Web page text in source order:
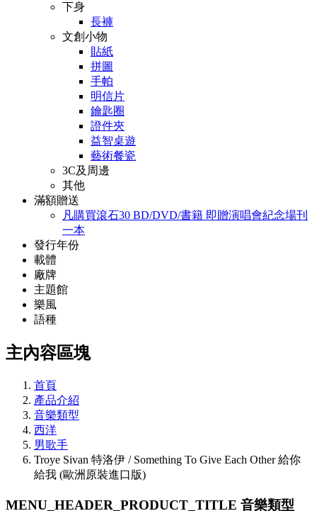
下身
長褲
文創小物
貼紙
拼圖
手帕
明信片
鑰匙圈
證件夾
益智桌遊
藝術餐瓷
3C及周邊
其他
滿額贈送
凡購買滾石30 BD/DVD/書籍 即贈演唱會紀念場刊
一本
發行年份
載體
廠牌
主題館
樂風
語種
主內容區塊
首頁
產品介紹
音樂類型
西洋
男歌手
Troye Sivan 特洛伊 / Something To Give Each Other 給你
給我 (歐洲原裝進口版)
MENU_HEADER_PRODUCT_TITLE 音樂類型